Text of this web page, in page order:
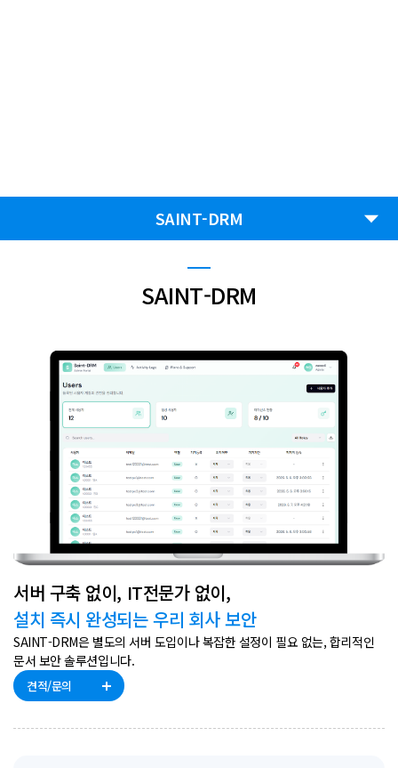
SAINT-DRM
SAINT-DRM
서버 구축 없이, IT전문가 없이,
설치 즉시 완성되는 우리 회사 보안
SAINT-DRM은 별도의 서버 도입이나 복잡한 설정이 필요 없는, 합리적인
문서 보안 솔루션입니다.
견적/문의